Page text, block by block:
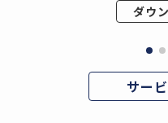
ダウ
サー